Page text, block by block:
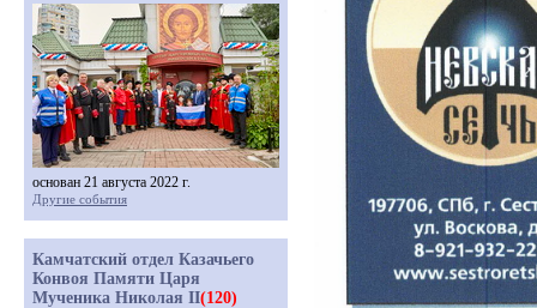
основан 21 августа 2022 г.
Другие события
Камчатский отдел Казачьего
Конвоя Памяти Царя
Мученика Николая II(120)